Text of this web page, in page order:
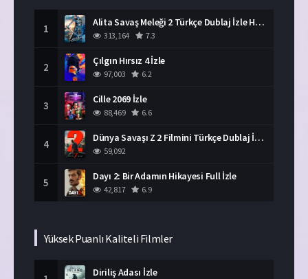
1 Alita Savaş Meleği 2 Türkçe Dublaj İzle HD Film
313,164 7.3
2 Çılgın Hırsız 4 İzle
97,003 6.2
3 Cille 2069 İzle
88,469 6.6
4 Dünya Savaşı Z 2 Filmini Türkçe Dublaj İzle
59,092
5 Dayı 2: Bir Adamın Hikayesi Full İzle
42,817 6.9
Yüksek Puanlı Kaliteli Filmler
Diriliş Adası İzle